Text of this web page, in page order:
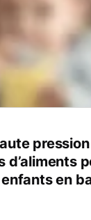
pression
d’aliments
en